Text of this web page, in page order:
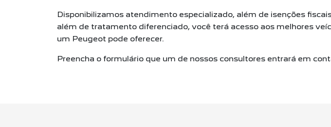
Disponibilizamos atendimento especializado, além de isenções
além de tratamento diferenciado, você terá acesso aos melhores
um Peugeot pode oferecer.
Preencha o formulário que um de nossos consultores entrará em